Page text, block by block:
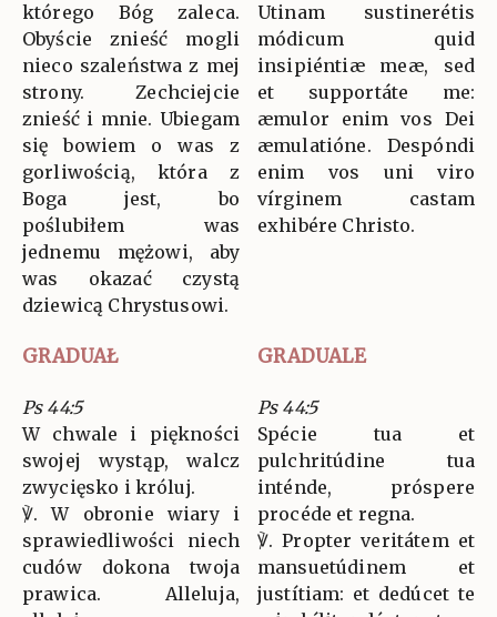
którego Bóg zaleca.
Obyście znieść mogli
nieco szaleństwa z mej
strony. Zechciejcie
znieść i mnie. Ubiegam
się bowiem o was z
gorliwością, która z
Boga jest, bo
poślubiłem was
jednemu mężowi, aby
was okazać czystą
dziewicą Chrystusowi.
Utinam sustinerétis
módicum quid
insipiéntiæ meæ, sed
et supportáte me:
æmulor enim vos Dei
æmulatióne. Despóndi
enim vos uni viro
vírginem castam
exhibére Christo.
GRADUAŁ GRADUALE
Ps 44:5
W chwale i piękności
swojej wystąp, walcz
zwycięsko i króluj.
℣. W obronie wiary i
sprawiedliwości niech
cudów dokona twoja
prawica. Alleluja,
Ps 44:5
Spécie tua et
pulchritúdine tua
inténde, próspere
procéde et regna.
℣. Propter veritátem et
mansuetúdinem et
justítiam: et dedúcet te